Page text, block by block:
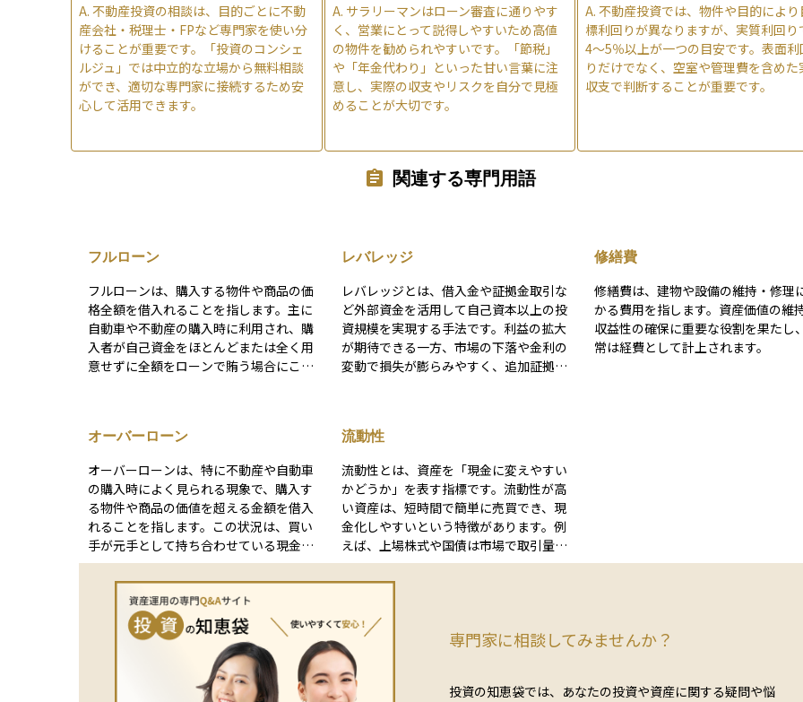
A. 不動産投資の相談は、目的ごとに不動
産会社・税理士・FPなど専門家を使い分
けることが重要です。「投資のコンシェ
ルジュ」では中立的な立場から無料相談
ができ、適切な専門家に接続するため安
心して活用できます。
A. サラリーマンはローン審査に通りやす
く、営業にとって説得しやすいため高値
の物件を勧められやすいです。「節税」
や「年金代わり」といった甘い言葉に注
意し、実際の収支やリスクを自分で見極
めることが大切です。
A.不動産投資では、物件や目的により
標利回りが異なりますが、実質利回り
4〜5％以上が一つの目安です。表面利
りだけでなく、空室や管理費を含めた
収支で判断することが重要です。
関連する専門用語
フルローン
フルローンは、購入する物件や商品の価
格全額を借入れることを指します。主に
自動車や不動産の購入時に利用され、購
入者が自己資金をほとんどまたは全く用
意せずに全額をローンで賄う場合にこの
ては魅力的な選択肢となります。 しか
全額を借入れるため、返済額が大きくな
り、財務負担が増大します。また、市場
価値の変動によっては、物件や商品の価
値が借入額を下回ることもあり、いわゆ
る「逆ザヤ」の状態に陥る可能性があり
題を引き起こす原因となり得ます。 フル
ローンを検討する際には、将来の返済能
力や市場価値の変動を考慮し、無理のな
い計画を立てることが重要です。また、
ローン条件や利率、返済スケジュールを
レバレッジ
レバレッジとは、借入金や証拠金取引な
ど外部資金を活用して自己資本以上の投
資規模を実現する手法です。利益の拡大
が期待できる一方、市場の下落や金利の
変動で損失が膨らみやすく、追加証拠金
圧迫する可能性があるため、ポジション
不可欠です。レバレッジによる損益変動
幅が大きくなることで精神的な負担も増
えやすい点にも注意が必要です。最終的
には、投資目的やリスク許容度を考慮
し、適切なレバレッジ水準を設定するこ
修繕費
修繕費は、建物や設備の維持・修理
かる費用を指します。資産価値の維
収益性の確保に重要な役割を果たし
常は経費として計上されます。
オーバーローン
オーバーローンは、特に不動産や自動車
の購入時によく見られる現象で、購入す
る物件や商品の価値を超える金額を借入
れることを指します。この状況は、買い
手が元手として持ち合わせている現金が
少ない場合や、物件の価格交渉がうまく
いかず、購入価格が市場価格を上回った
際に発生することがあります。 オーバー
ローンにはリスクが伴います。たとえ
ば、資産価値が借入額よりも下落した場
合、いわゆる「水面下の負債」が生じ、
売却時にローン残高が資産価値を上回る
ことになり、売却によって借金が完済さ
流動性
流動性とは、資産を「現金に変えやすい
かどうか」を表す指標です。流動性が高
い資産は、短時間で簡単に売買でき、現
金化しやすいという特徴があります。例
えば、上場株式や国債は市場で取引量が
多く、いつでも売買できるため、流動性
が高い資産とされています。 一方、不動
つけるのが難しかったり、取引に時間が
かかったりする資産は、流動性が低いと
いえます。 投資をする際には、自分が必
要なときに資金を取り出せるかを考える
ことが重要です。特に初心者は、流動性
専門家に相談してみませんか？
投資の知恵袋では、あなたの投資や資産に関する疑問や悩